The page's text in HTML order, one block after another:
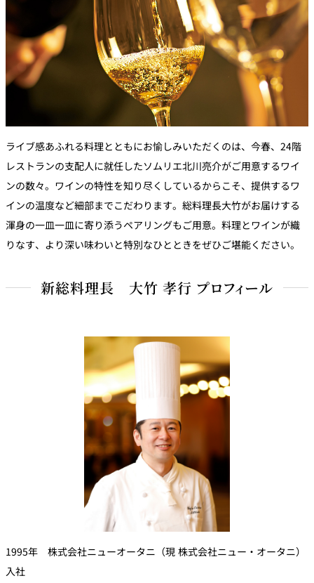
ライブ感あふれる料理とともにお愉しみいただくのは、今春、24階
レストランの支配人に就任したソムリエ北川亮介がご用意するワイ
ンの数々。ワインの特性を知り尽くしているからこそ、提供するワ
インの温度など細部までこだわります。総料理長大竹がお届けする
渾身の一皿一皿に寄り添うペアリングもご用意。料理とワインが織
りなす、より深い味わいと特別なひとときをぜひご堪能ください。
新総料理長 大竹 孝行 プロフィール
1995年 株式会社ニューオータニ（現 株式会社ニュー・オータニ）
入社